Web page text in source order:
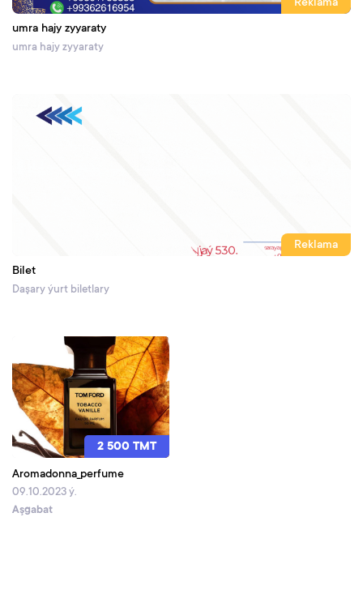
Reklama
umra hajy zyyaraty
umra hajy zyyaraty
Reklama
Bilet
Daşary ýurt biletlary
2 500 TMT
Aromadonna_perfume
09.10.2023 ý.
Aşgabat